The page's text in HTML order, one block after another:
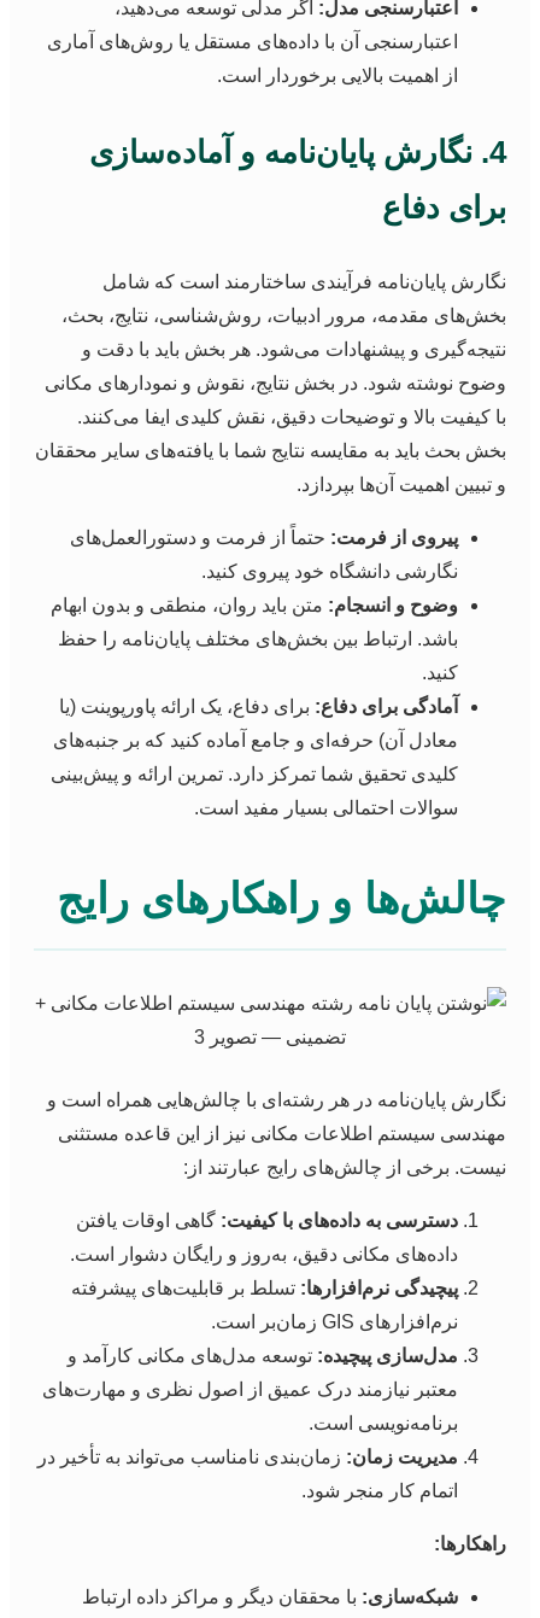
اعتبارسنجی مدل: اگر مدلی توسعه می‌دهید،
اعتبارسنجی آن با داده‌های مستقل یا روش‌های آماری
از اهمیت بالایی برخوردار است.
4. نگارش پایان‌نامه و آماده‌سازی
دفاع
پایان‌نامه فرآیندی ساختارمند است که شامل
مقدمه، مرور ادبیات، روش‌شناسی، نتایج، بحث،
و پیشنهادات می‌شود. هر بخش باید با دقت و
نوشته شود. در بخش نتایج، نقوش و نمودارهای مکانی
کیفیت بالا و توضیحات دقیق، نقش کلیدی ایفا می‌کنند.
بحث باید به مقایسه نتایج شما با یافته‌های سایر محققان
تبیین اهمیت آن‌ها بپردازد.
پیروی از فرمت: حتماً از فرمت و دستورالعمل‌های
نگارشی دانشگاه خود پیروی کنید.
وضوح و انسجام:متن باید روان، منطقی و بدون ابهام
باشد. ارتباط بین بخش‌های مختلف پایان‌نامه را حفظ
آمادگی برای دفاع:برای دفاع، یک ارائه پاورپوینت (یا
معادل آن) حرفه‌ای و جامع آماده کنید که بر جنبه‌های
کلیدی تحقیق شما تمرکز دارد. تمرین ارائه و پیش‌بینی
سوالات احتمالی بسیار مفید است.
و راهکارهای رایج
پایان‌نامه در هر رشته‌ای با چالش‌هایی همراه است و
سیستم اطلاعات مکانی نیز از این قاعده مستثنی
برخی از چالش‌های رایج عبارتند از:
دسترسی به داده‌های با کیفیت:گاهی اوقات یافتن
داده‌های مکانی دقیق، به‌روز و رایگان دشوار است.
پیچیدگی نرم‌افزارها: تسلط بر قابلیت‌های پیشرفته
نرم‌افزارهای GIS زمان‌بر است.
مدل‌سازی پیچیده:توسعه مدل‌های مکانی کارآمد و
معتبر نیازمند درک عمیق از اصول نظری و مهارت‌های
برنامه‌نویسی است.
مدیریت زمان: زمان‌بندی نامناسب می‌تواند به تأخیر در
اتمام کار منجر شود.
شبکه‌سازی:با محققان دیگر و مراکز داده ارتباط